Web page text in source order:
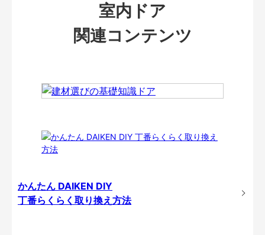
室内ドア
関連コンテンツ
かんたん DAIKEN DIY
丁番らくらく取り換え方法